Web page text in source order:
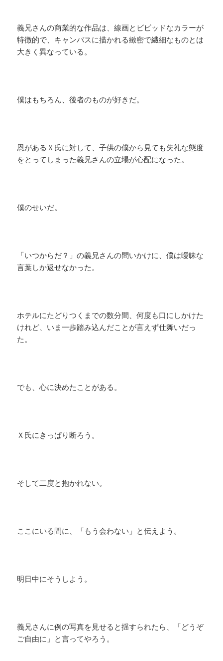
義兄さんの商業的な作品は、線画とビビッドなカラーが
特徴的で、キャンバスに描かれる緻密で繊細なものとは
大きく異なっている。
僕はもちろん、後者のものが好きだ。
恩があるＸ氏に対して、子供の僕から見ても失礼な態度
をとってしまった義兄さんの立場が心配になった。
僕のせいだ。
「いつからだ？」の義兄さんの問いかけに、僕は曖昧な
言葉しか返せなかった。
ホテルにたどりつくまでの数分間、何度も口にしかけた
けれど、いま一歩踏み込んだことが言えず仕舞いだっ
た。
でも、心に決めたことがある。
Ｘ氏にきっぱり断ろう。
そして二度と抱かれない。
ここにいる間に、「もう会わない」と伝えよう。
明日中にそうしよう。
義兄さんに例の写真を見せると揺すられたら、「どうぞ
ご自由に」と言ってやろう。